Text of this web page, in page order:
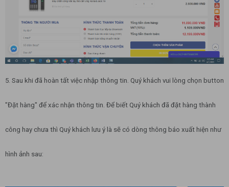
5. Sau khi đã hoàn tất việc nhập thông tin. Quý khách vui lòng chọn button
"Đặt hàng" để xác nhận thông tin. Để biết Quý khách đã đặt hàng thành
công hay chưa thì Quý khách lưu ý là sẽ có dòng thông báo xuất hiện như
hình ảnh sau: